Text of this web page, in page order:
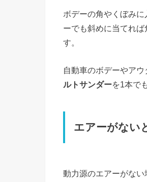
ボデーの角やくぼみ
ーでも斜めに当てれ
す。
自動車のボデーやア
ルトサンダーを1本で
エアーがない
動力源のエアーがな